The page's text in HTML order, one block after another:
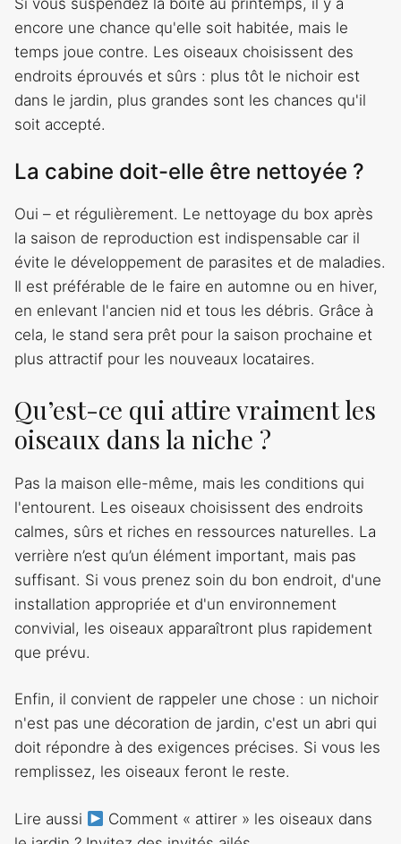
encore une chance qu'elle soit habitée, mais le
temps joue contre. Les oiseaux choisissent des
endroits éprouvés et sûrs : plus tôt le nichoir est
dans le jardin, plus grandes sont les chances qu'il
soit accepté.
La cabine doit-elle être nettoyée ?
Oui – et régulièrement. Le nettoyage du box après
la saison de reproduction est indispensable car il
évite le développement de parasites et de maladies.
Il est préférable de le faire en automne ou en hiver,
en enlevant l'ancien nid et tous les débris. Grâce à
cela, le stand sera prêt pour la saison prochaine et
plus attractif pour les nouveaux locataires.
Qu’est-ce qui attire vraiment les
oiseaux dans la niche ?
Pas la maison elle-même, mais les conditions qui
l'entourent. Les oiseaux choisissent des endroits
calmes, sûrs et riches en ressources naturelles. La
verrière n’est qu’un élément important, mais pas
suffisant. Si vous prenez soin du bon endroit, d'une
installation appropriée et d'un environnement
convivial, les oiseaux apparaîtront plus rapidement
que prévu.
Enfin, il convient de rappeler une chose : un nichoir
n'est pas une décoration de jardin, c'est un abri qui
doit répondre à des exigences précises. Si vous les
remplissez, les oiseaux feront le reste.
Lire aussi
Comment « attirer » les oiseaux dans